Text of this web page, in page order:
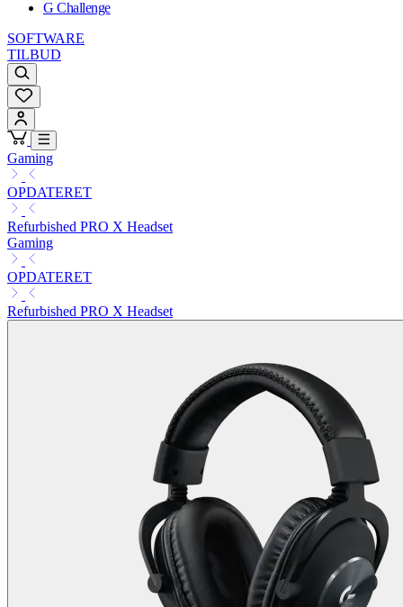
G Challenge
SOFTWARE
TILBUD
Gaming
OPDATERET
Refurbished PRO X Headset
Gaming
OPDATERET
Refurbished PRO X Headset